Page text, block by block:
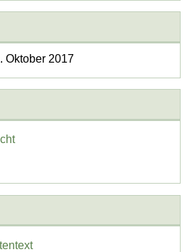
Oktober 2017